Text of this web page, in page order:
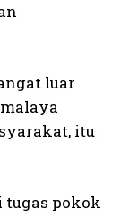
luar
itu
tugas pokok